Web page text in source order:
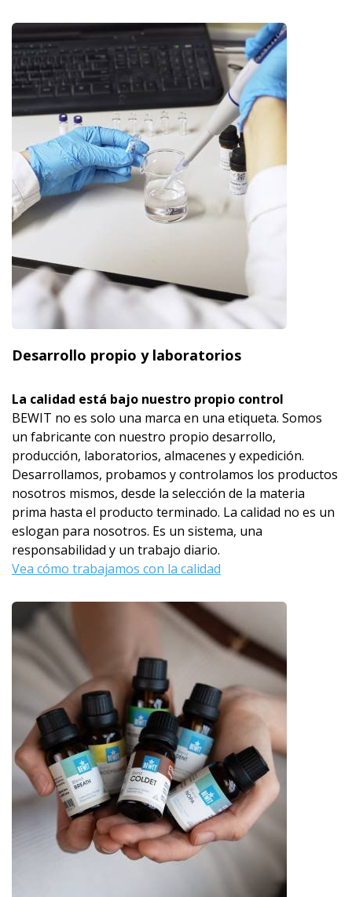
Desarrollo propio y laboratorios
La calidad está bajo nuestro propio control
BEWIT no es solo una marca en una etiqueta. Somos
un fabricante con nuestro propio desarrollo,
producción, laboratorios, almacenes y expedición.
Desarrollamos, probamos y controlamos los productos
nosotros mismos, desde la selección de la materia
prima hasta el producto terminado. La calidad no es un
eslogan para nosotros. Es un sistema, una
responsabilidad y un trabajo diario.
Vea cómo trabajamos con la calidad